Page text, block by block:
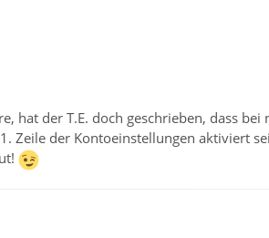
hat der T.E. doch geschrieben, dass
Zeile der Kontoeinstellungen aktiviert